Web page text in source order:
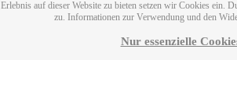
auf dieser Website zu bieten setzen wir Cookies
zu. Informationen zur Verwendung und den
Nur essenzielle